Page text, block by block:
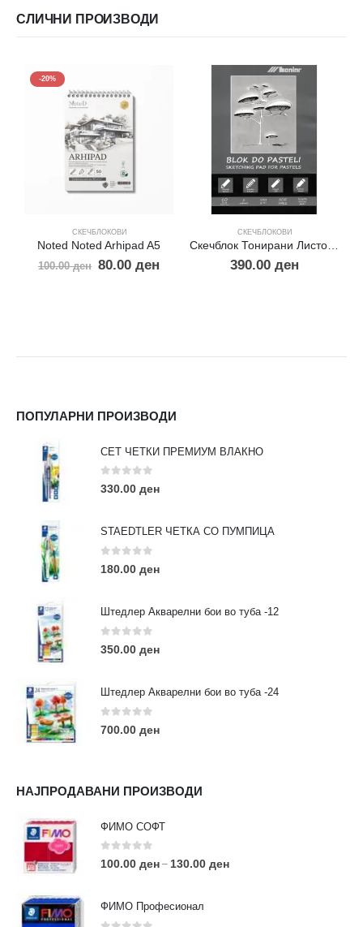
СЛИЧНИ ПРОИЗВОДИ
-20%
СКЕЧБЛОКОВИ
Noted Noted Arhipad A5
100.00ден 80.00 ден
СКЕЧБЛОКОВИ
Скечблок Тонирани Листови за Пастел А5
390.00 ден
ПОПУЛАРНИ ПРОИЗВОДИ
СЕТ ЧЕТКИ ПРЕМИУМ ВЛАКНО
0out of 5
330.00 ден
STAEDTLER ЧЕТКА СО ПУМПИЦА
0 out of 5
180.00 ден
Штедлер Акварелни бои во туба -12
0out of 5
350.00 ден
Штедлер Акварелни бои во туба -24
0out of 5
700.00 ден
НАЈПРОДАВАНИ ПРОИЗВОДИ
ФИМО СОФТ
0 out of 5
100.00 ден – 130.00 ден
ФИМО Професионал